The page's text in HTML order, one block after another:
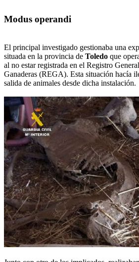
Modus operandi
El principal investigado gestionaba una
situada en la provincia de Toledo que
al no estar registrada en el Registro
Ganaderas (REGA). Esta situación hacía
salida de animales desde dicha instalación.